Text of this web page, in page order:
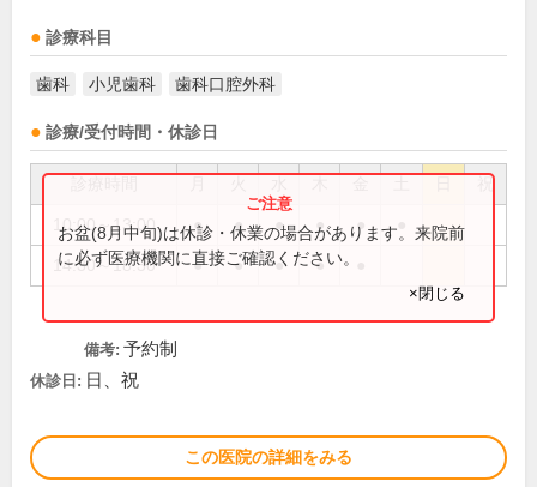
診療科目
歯科 小児歯科 歯科口腔外科
診療/受付時間・休診日
祝
10:00～13:00 ● ● ● ● ●
14:30～18:30 ● ● ● ●
お盆(8月中旬)は休診・休業の場合があります。来院前
に必ず医療機関に直接ご確認ください。
×閉じる
備考: 予約制
休診日: 日、祝
この医院の詳細をみる